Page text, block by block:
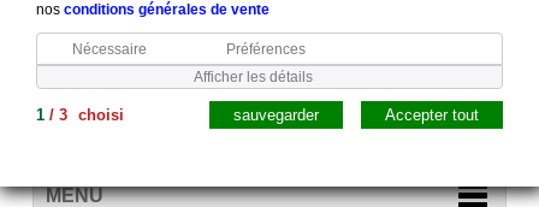
MENU
nos conditions générales de vente
Nécessaire
Préférences
Afficher les détails
1 /3 choisi Accepter tout
sauvegarder